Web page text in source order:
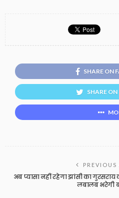
SHARE ON
SHARE
PREVIOUS
अब प्यासा नहीं रहेगा झांसी का
लबालब भरेगी